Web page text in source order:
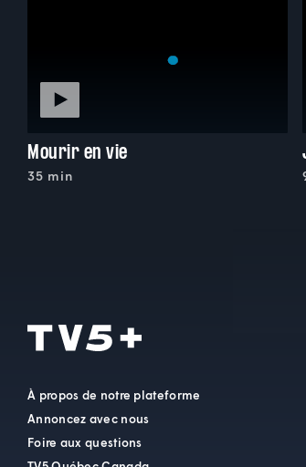
Mourir en vie
35 min
À propos de notre plateforme
Annoncez avec nous
Foire aux questions